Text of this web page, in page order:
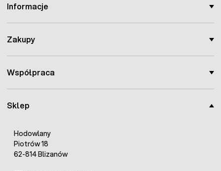
Sklep
Hodowlany
Piotrów 18
62-814 Blizanów
Informacje
Zakupy
Współpraca